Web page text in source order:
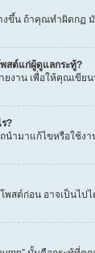
ขึ้น ถ้าคุณทำผิดกฏ
พสต์แก่ผู้ดูแลกระทู้?
าน เพื่อให้คุณเขีย
?
ำมาแก้ไขหรือใช้งา
สต์ก่อน อาจเป็นไป